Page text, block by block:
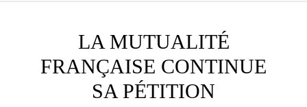
LA MUTUALITÉ
FRANÇAISE CONTINUE
SA PÉTITION